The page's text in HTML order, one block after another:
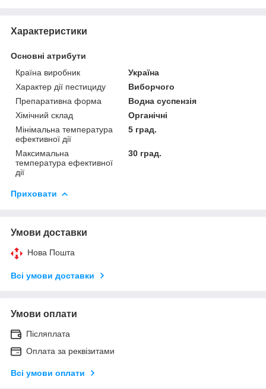
Характеристики
Основні атрибути
Країна виробник
Україна
Характер дії пестициду
Виборчого
Препаративна форма
Водна суспензія
Хімічний склад
Органічні
Мінімальна температура
ефективної дії
5 град.
Максимальна
температура ефективної
дії
30 град.
Приховати
Умови доставки
Нова Пошта
Всі умови доставки
Умови оплати
Післяплата
Оплата за реквізитами
Всі умови оплати